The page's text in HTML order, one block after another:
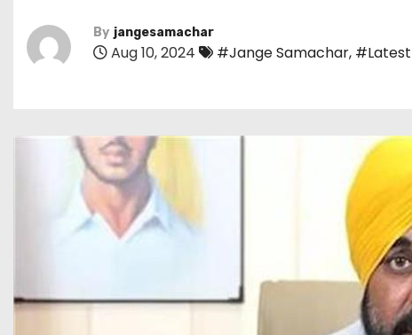
By jangesamachar
Aug 10, 2024 #Jange Samachar,